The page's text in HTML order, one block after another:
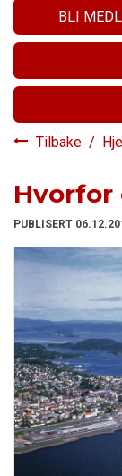
BLI
Tilbake /
PUBLISERT